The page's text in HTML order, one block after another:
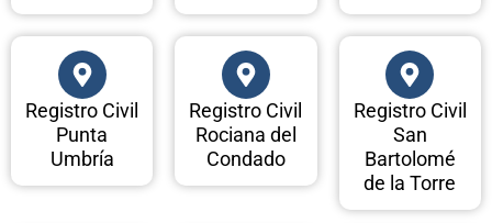
Registro Civil
Punta
Umbría
Registro Civil
Rociana del
Condado
Registro Civil
San
Bartolomé
de la Torre